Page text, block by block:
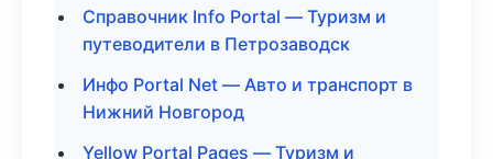
Справочник Info Portal — Туризм и
путеводители в Петрозаводск
Инфо Portal Net — Авто и транспорт в
Нижний Новгород
Yellow Portal Pages — Туризм и